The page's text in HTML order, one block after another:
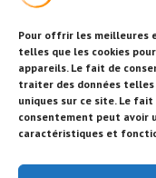
Pour offrir les meilleures
telles que les cookies
appareils. Le fait de
traiter des données telles
uniques sur ce site. Le
consentement peut
caractéristiques et
Activités, jeux et
Animations
Animations EVJF – EVJG
Animations hôtellerie
Animations
Collectivités, centres
Séminaires team